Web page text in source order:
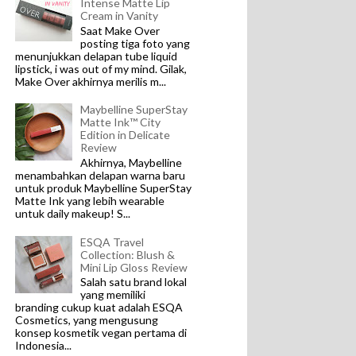
Cream in Vanity
Saat Make Over
posting tiga foto yang
menunjukkan delapan tube liquid
lipstick, i was out of my mind. Gilak,
Make Over akhirnya merilis m...
Maybelline SuperStay
Matte Ink™ City
Edition in Delicate
Review
Akhirnya, Maybelline
menambahkan delapan warna baru
untuk produk Maybelline SuperStay
Matte Ink yang lebih wearable
untuk daily makeup! S...
ESQA Travel
Collection: Blush &
Mini Lip Gloss Review
Salah satu brand lokal
yang memiliki
branding cukup kuat adalah ESQA
Cosmetics, yang mengusung
konsep kosmetik vegan pertama di
Indonesia...